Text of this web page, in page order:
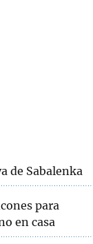
de Sabalenka
para
en casa